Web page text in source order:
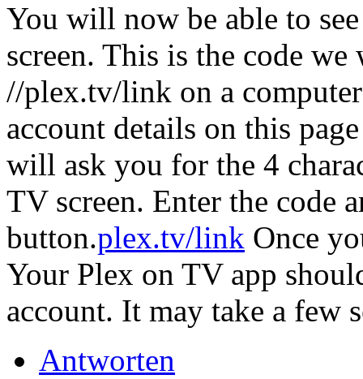
You will now be able to
screen. This is the code
//plex.tv/link on a
account details on this
will ask you for the 4
TV screen. Enter the code
button.plex.tv/link Once
Your Plex on TV app
account. It may take a few
Antworten